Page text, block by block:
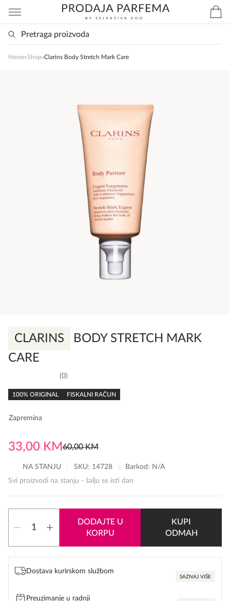
Home»Shop»Clarins Body Stretch Mark Care
CLARINS
BODY STRETCH MARK
CARE
rating
0
100% ORIGINAL FISKALNI RAČUN
Zapremina
60,00KM
Original
price
was:
33,00 KM
Current
price
is:
NA STANJU SKU: 14728
Barkod: N/A
Svi proizvodi na stanju - šalju se isti dan
Body
Mark
Care
količina
DODAJTE U
KORPU
KUPI
ODMAH
Dostava kurirskom službom
SAZNAJ VIŠE
Preuzimanje u radnji